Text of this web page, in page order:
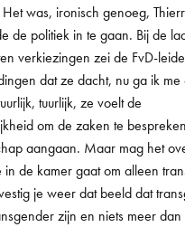
was, ironisch genoeg,
de politiek in te gaan. Bij de
verkiezingen zei de FvD-
dat ze dacht, nu ga ik me
tuurlijk, ze voelt de
om de zaken te
aangaan. Maar mag het
in de kamer gaat om alleen
je weer dat beeld dat
zijn en niets meer dan